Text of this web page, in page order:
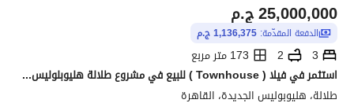
ج.م25,000,000
الدفعة المقدّمة: 1,136,375 ج.م
3
2
173 متر مربع
استثمر في فيلا ( Townhouse ) للبيع في مشروع طلالة هليوبلوليس الجديدة باقل سعر مقدم وقسط يصل لـ 12 سنــة
طلالة، هليوبوليس الجديدة، القاهرة